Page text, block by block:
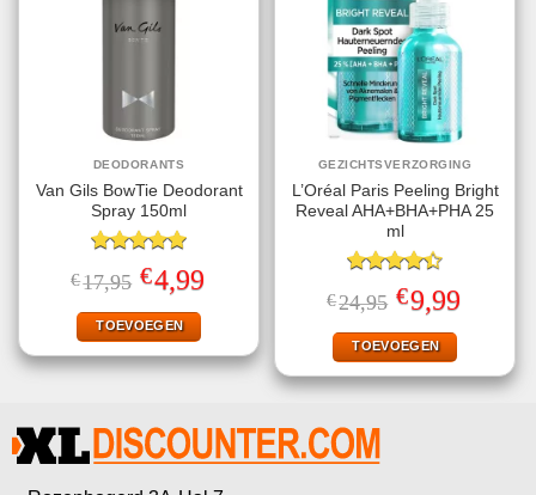
DEODORANTS
Van Gils BowTie Deodorant
Spray 150ml
Gewaardeerd
5.00uit 5
€17,95 Oorspronkelijke
prijs
was:
€17,95.
€4,99Huidige
prijs
TOEVOEGEN
GEZICHTSVERZORGING
L’Oréal Paris Peeling Bright
Reveal AHA+BHA+PHA 25
ml
Gewaardeerd
4.40uit 5
€24,95 Oorspronkelijke
prijs
was:
€24,95.
€9,99Huidige
prijs
TOEVOEGEN